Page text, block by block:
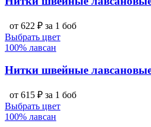
от 622 ₽ за 1 боб
Выбрать цвет
100% лавсан
Нитки швейные
от 615 ₽ за 1 боб
Выбрать цвет
100% лавсан